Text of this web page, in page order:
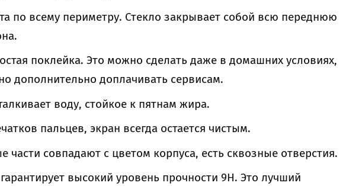
по всему периметру. Стекло закрывает собой всю переднюю
поклейка. Это можно сделать даже в домашних условиях,
дополнительно доплачивать сервисам.
воду, стойкое к пятнам жира.
пальцев, экран всегда остается чистым.
части совпадают с цветом корпуса, есть сквозные отверстия.
высокий уровень прочности 9Н. Это лучший